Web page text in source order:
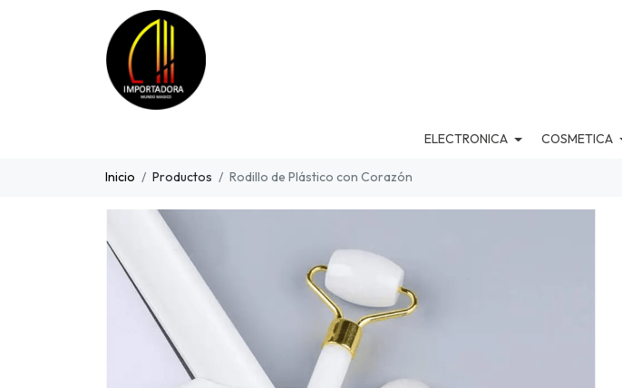
ELECTRONICA COSMETICA
Inicio Productos Rodillo de Plástico con Corazón